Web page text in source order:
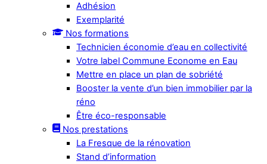
Adhésion
Exemplarité
Nos formations
Technicien économie d’eau en collectivité
Votre label Commune Econome en Eau
Mettre en place un plan de sobriété
Booster la vente d’un bien immobilier par la
réno
Être éco-responsable
Nos prestations
La Fresque de la rénovation
Stand d’information